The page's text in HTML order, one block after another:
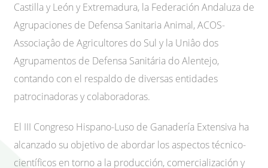
Castilla y León y Extremadura, la Federación Andaluza de
Agrupaciones de Defensa Sanitaria Animal, ACOS-
Associaçâo de Agricultores do Sul y la Uniâo dos
Agrupamentos de Defensa Sanitária do Alentejo,
contando con el respaldo de diversas entidades
patrocinadoras y colaboradoras.
El III Congreso Hispano-Luso de Ganadería Extensiva ha
alcanzado su objetivo de abordar los aspectos técnico-
científicos en torno a la producción, comercialización y